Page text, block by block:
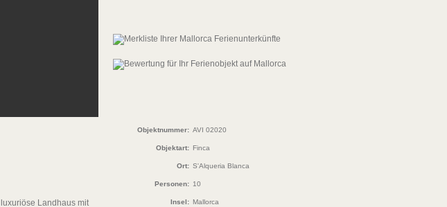
Landhaus mit
Objektnummer: AVI 02020
Objektart: Finca
Ort: S'Alqueria Blanca
Personen: 10
Insel: Mallorca